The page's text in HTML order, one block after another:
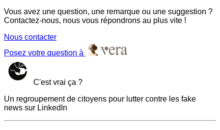
Vous avez une question, une remarque ou une suggestion ?
Contactez-nous, nous vous répondrons au plus vite !
Nous contacter
Posez votre question à
C'est vrai ça ?
Un regroupement de citoyens pour lutter contre les fake
news sur LinkedIn